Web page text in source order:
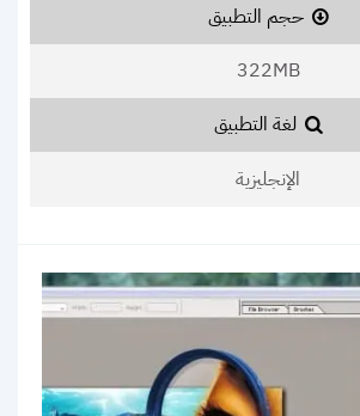
حجم التطبيق
322MB
لغة التطبيق
الإنجليزية